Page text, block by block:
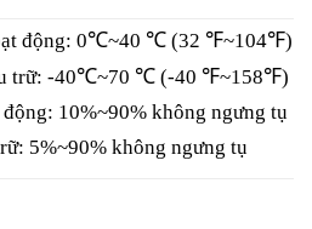
động: 0℃~40 ℃ (32 ℉~104℉)
trữ: -40℃~70 ℃ (-40 ℉~158℉)
10%~90% không ngưng tụ
5%~90% không ngưng tụ